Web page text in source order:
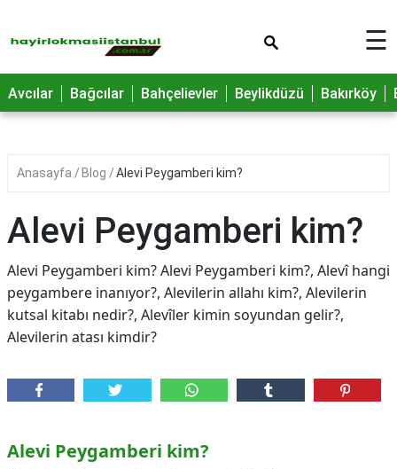
☰
Avcılar Bağcılar Bahçelievler Beylikdüzü Bakırköy
Anasayfa Blog Alevi Peygamberi kim?
Alevi Peygamberi kim?
Alevi Peygamberi kim? Alevi Peygamberi kim?, Alevî hangi
peygambere inanıyor?, Alevilerin allahı kim?, Alevilerin
kutsal kitabı nedir?, Alevîler kimin soyundan gelir?,
Alevilerin atası kimdir?
Alevi Peygamberi kim?